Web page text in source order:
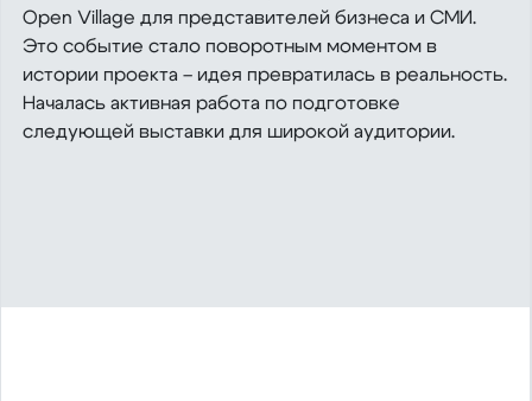
Open Village для представителей бизнеса и СМИ.
Это событие стало поворотным моментом в
истории проекта – идея превратилась в реальность.
Началась активная работа по подготовке
следующей выставки для широкой аудитории.